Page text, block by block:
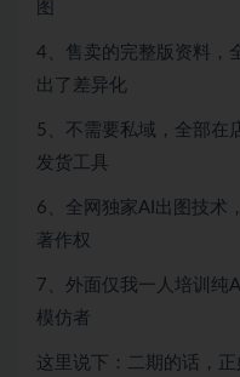
图
4、售卖的完整版资料，
出了差异化
5、不需要私域，全部在
发货工具
6、全网独家AI出图技术
著作权
7、外面仅我一人培训纯
模仿者
这里说下：二期的话，